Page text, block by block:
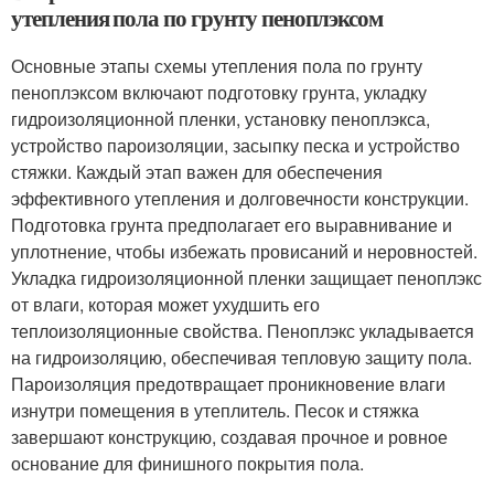
утепления пола по грунту пеноплэксом
Основные этапы схемы утепления пола по грунту
пеноплэксом включают подготовку грунта, укладку
гидроизоляционной пленки, установку пеноплэкса,
устройство пароизоляции, засыпку песка и устройство
стяжки. Каждый этап важен для обеспечения
эффективного утепления и долговечности конструкции.
Подготовка грунта предполагает его выравнивание и
уплотнение, чтобы избежать провисаний и неровностей.
Укладка гидроизоляционной пленки защищает пеноплэкс
от влаги, которая может ухудшить его
теплоизоляционные свойства. Пеноплэкс укладывается
на гидроизоляцию, обеспечивая тепловую защиту пола.
Пароизоляция предотвращает проникновение влаги
изнутри помещения в утеплитель. Песок и стяжка
завершают конструкцию, создавая прочное и ровное
основание для финишного покрытия пола.